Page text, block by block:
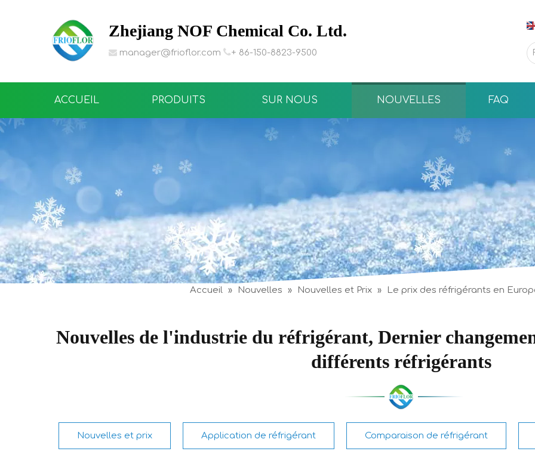
Zhejiang NOF Chemical Co. Ltd.
 manager@frioflor.com + 86-150-8823-9500
ACCUEIL PRODUITS SUR NOUS NOUVELLES FAQ
Accueil » Nouvelles » Nouvelles et Prix » Le prix des réfrigérants en
Nouvelles de l'industrie du réfrigérant, Dernier
différents réfrigérants
Nouvelles et prix Application de réfrigérant Comparaison de réfrigérant